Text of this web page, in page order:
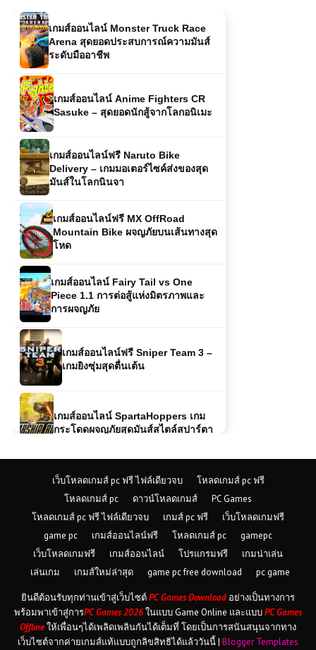
เกมส์ออนไลน์ Anime Fighters CR
Sasuke – สุดยอดนักสู้จากโลกอนิเมะ
เกมส์ออนไลน์ฟรี Naruto Bike
Delivery – เกมมอเตอร์ไซค์ส่งของสุด
มันส์ในโลกนินจา
เกมส์ออนไลน์ฟรี MX OffRoad
Mountain Bike ผจญภัยบนเส้นทางสุด
โหด
เกมส์ออนไลน์ Fairy Tail vs One
Piece 1.1 การต่อสู้แห่งมิตรภาพและ
การผจญภัย
เกมส์ออนไลน์ฟรี Sniper Team 3 –
เกมยิงซุ่มสุดตื่นเต้น
เกมส์ออนไลน์ SpartaHoppers เกม
กระโดดผจญภัยสุดมันส์สไตล์สปาร์ตา
เกมออนไลน์ One Piece vs CR: Zoro
– การต่อสู้ของตำนานและเกมสุดมันส์
เกมส์ออนไลน์ฟรี Car Wash ทำความ
สะอาดรถครบวงจรด้วยมืออาชีพ
เกมส์ออนไลน์ฟรี Army Combat
ดาวน์โหลดเกมส์ (PC) WWE 2K23
Free Download
เว็บโหลดเกมส์ pc ฟรี ไฟล์เดียวจบ
โหลดเกมส์ pc ฟรี
โหลดเกมส์ pc
ดาวน์โหลดเกมส์
PC Games
โหลดเกมส์ pc ฟรี ไฟล์เดียวจบ
เกมส์ pc ฟรี
เว็บโหลดเกมฟรี
game pc
เกมส์ออนไลน์ฟรี โหลดเกมส์ pc
gamepc
เว็บโหลดเกมฟรี
เกมส์ออนไลน์ โปรแกรมฟรี
เกมน่าเล่น
เล่นเกม
เกมส์ใหม่ล่าสุด game pc free download pc game
ยินดีต้อนรับทุกท่านเข้าสู่เว็บไซต์PC Games Download อย่างเป็นทางการ
พร้อมพาเข้าสู่การPC Games 2026ในแบบ Game Online และแบบPC Games
Offlineให้เพื่อนๆได้เพลิดเพลินกันได้เต็มที่ โดยเป็นการสนันสนุนจากทาง
เว็บไซต์จากค่ายเกมส์แท้แบบถูกลิขสิทธิได้แล้ววันนี้ | Blogger Templates